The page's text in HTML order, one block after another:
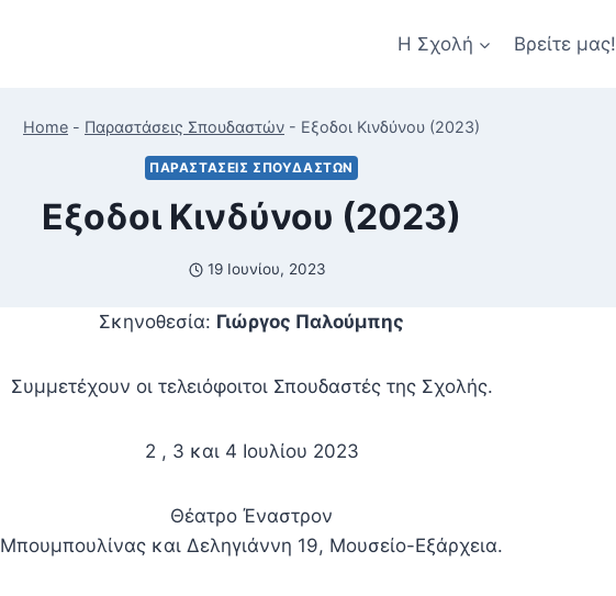
Η Σχολή Βρείτε μας!
Home - Παραστάσεις Σπουδαστών - Εξοδοι Κινδύνου (2023)
ΠΑΡΑΣΤΆΣΕΙΣ ΣΠΟΥΔΑΣΤΏΝ
Εξοδοι Κινδύνου (2023)
19 Ιουνίου, 2023
Σκηνοθεσία: Γιώργος Παλούμπης
Συμμετέχουν οι τελειόφοιτοι Σπουδαστές της Σχολής.
2 , 3 και 4 Ιουλίου 2023
Θέατρο Έναστρον
Μπουμπουλίνας και Δεληγιάννη 19, Μουσείο-Εξάρχεια.